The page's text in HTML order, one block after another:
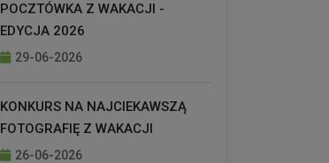
POCZTÓWKA Z WAKACJI -
EDYCJA 2026
29-06-2026
KONKURS NA NAJCIEKAWSZĄ
FOTOGRAFIĘ Z WAKACJI
26-06-2026